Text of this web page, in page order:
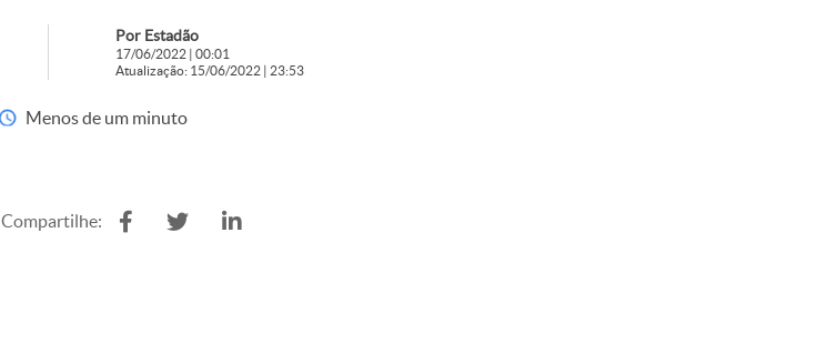
Por Estadão
17/06/2022 | 00:01
Atualização: 15/06/2022 | 23:53
Menos de um minuto
Compartilhe: